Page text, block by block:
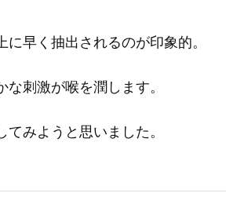
早く抽出されるのが印象的。
刺激が喉を潤します。
みようと思いました。